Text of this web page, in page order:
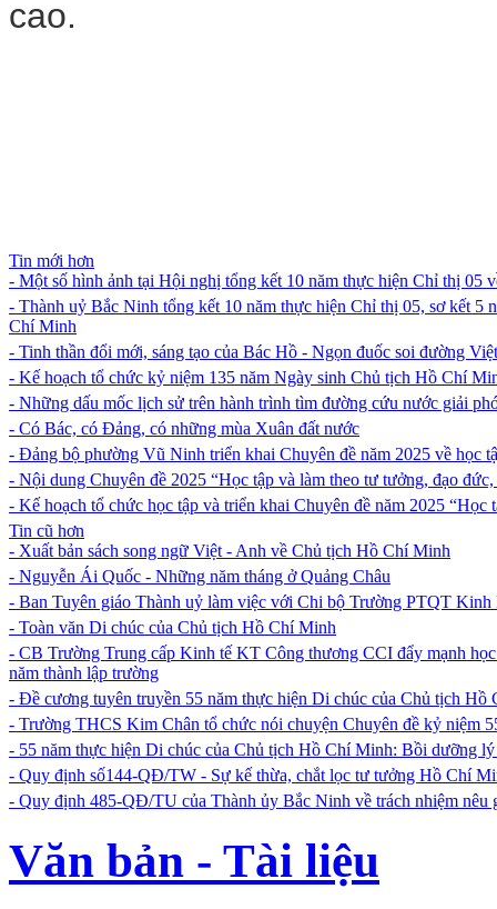
cao.
Tin mới hơn
- Một số hình ảnh tại Hội nghị tổng kết 10 năm thực hiện Chỉ thị 05
- Thành uỷ Bắc Ninh tổng kết 10 năm thực hiện Chỉ thị 05, sơ kết 5
Chí Minh
- Tinh thần đổi mới, sáng tạo của Bác Hồ - Ngọn đuốc soi đường
- Kế hoạch tổ chức kỷ niệm 135 năm Ngày sinh Chủ tịch Hồ Chí
- Những dấu mốc lịch sử trên hành trình tìm đường cứu nước giải
- Có Bác, có Đảng, có những mùa Xuân đất nước
- Đảng bộ phường Vũ Ninh triển khai Chuyên đề năm 2025 về học
- Nội dung Chuyên đề 2025 “Học tập và làm theo tư tưởng, đạo
- Kế hoạch tổ chức học tập và triển khai Chuyên đề năm 2025
Tin cũ hơn
- Xuất bản sách song ngữ Việt - Anh về Chủ tịch Hồ Chí Minh
- Nguyễn Ái Quốc - Những năm tháng ở Quảng Châu
- Ban Tuyên giáo Thành uỷ làm việc với Chi bộ Trường PTQT Kinh
- Toàn văn Di chúc của Chủ tịch Hồ Chí Minh
- CB Trường Trung cấp Kinh tế KT Công thương CCI đẩy mạnh
năm thành lập trường
- Đề cương tuyên truyền 55 năm thực hiện Di chúc của Chủ tịch Hồ
- Trường THCS Kim Chân tổ chức nói chuyện Chuyên đề kỷ niệm
- 55 năm thực hiện Di chúc của Chủ tịch Hồ Chí Minh: Bồi dưỡng
- Quy định số144-QĐ/TW - Sự kế thừa, chắt lọc tư tưởng Hồ Chí
- Quy định 485-QĐ/TU của Thành ủy Bắc Ninh về trách nhiệm nêu
Văn bản - Tài liệu